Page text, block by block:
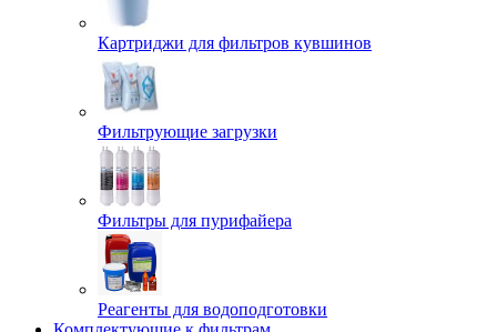
Картриджи для фильтров кувшинов
Фильтрующие загрузки
Фильтры для пурифайера
Реагенты для водоподготовки